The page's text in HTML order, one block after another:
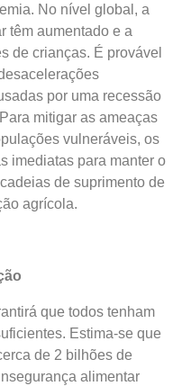
No nível global, a
têm aumentado e a
de crianças. É provável
por uma recessão
mitigar as ameaças
vulneráveis, os
imediatas para manter o
de suprimento de
agrícola.
que todos tenham
Estima-se que
de 2 bilhões de
alimentar